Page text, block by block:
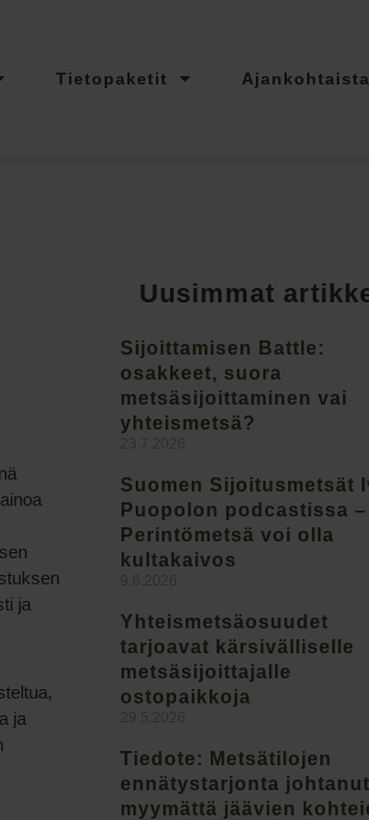
Tietopaketit Ajankohtaista
ja
ja
Uusimmat
Sijoittamisen Battle:
osakkeet, suora
metsäsijoittaminen vai
yhteismetsä?
Suomen Sijoitusmetsät
Puopolon podcastissa –
Perintömetsä voi olla
kultakaivos
Yhteismetsäosuudet
tarjoavat kärsivälliselle
metsäsijoittajalle
ostopaikkoja
Tiedote: Metsätilojen
ennätystarjonta johtanut
myymättä jäävien